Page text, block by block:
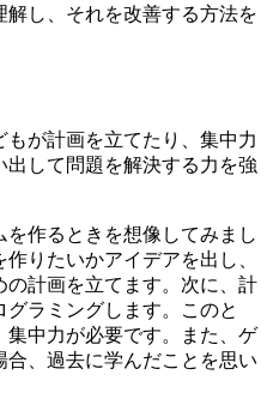
解し、それを改善する方法を
が計画を立てたり、集中力
して問題を解決する力を強
作るときを想像してみまし
りたいかアイデアを出し、
計画を立てます。次に、計
ラミングします。このと
集中力が必要です。また、ゲ
、過去に学んだことを思い